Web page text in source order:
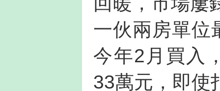
一伙兩房單位
今年2月買入
33萬元，即使